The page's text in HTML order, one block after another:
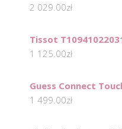
2 029.00zł
Tissot
1 125.00zł
Guess Connect
1 499.00zł